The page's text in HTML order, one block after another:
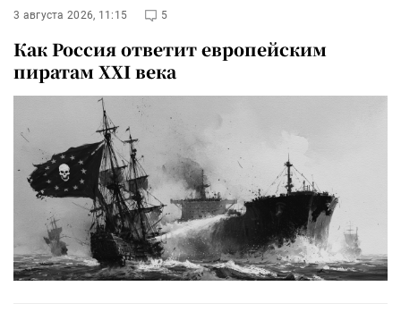
3 августа 2026, 11:15 5
Как Россия ответит европейским
пиратам XXI века